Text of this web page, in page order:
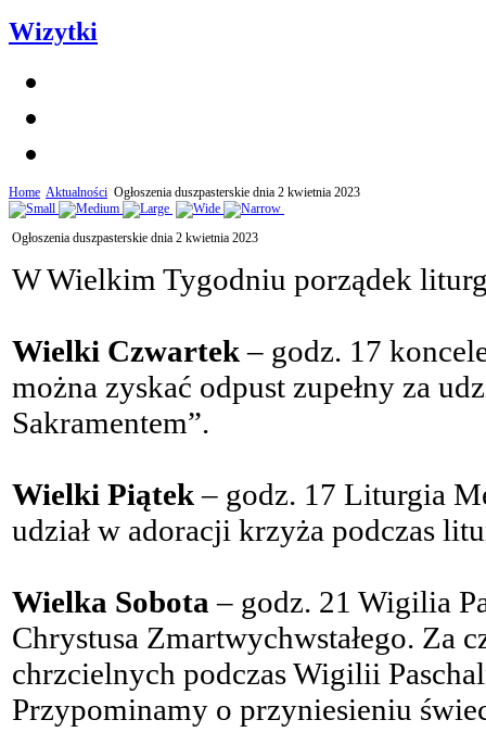
Wizytki
Home Aktualności Ogłoszenia duszpasterskie dnia 2 kwietnia 2023
Ogłoszenia duszpasterskie dnia 2 kwietnia 2023
W Wielkim Tygodniu porządek
Wielki Czwartek– godz. 17
można zyskać odpust zupełny za
Sakramentem”.
Wielki Piątek– godz. 17 Liturgia
udział w adoracji krzyża podczas
Wielka Sobota – godz. 21 Wigilia
Chrystusa Zmartwychwstałego. Za
chrzcielnych podczas Wigilii
Przypominamy o przyniesieniu